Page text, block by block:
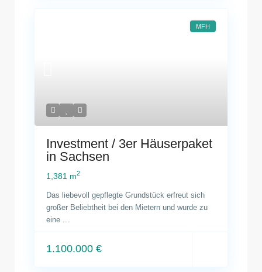
MFH
Investment / 3er Häuserpaket
in Sachsen
1,381 m2
Das liebevoll gepflegte Grundstück erfreut sich
großer Beliebtheit bei den Mietern und wurde zu
eine
1.100.000 €